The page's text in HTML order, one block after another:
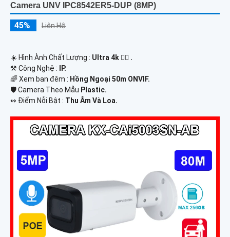
Camera UNV IPC8542ER5-DUP (8MP)
45% Liên Hệ
☀️ Hình Ành Chất Lượng : Ultra 4k 👍🏾 .
⚒ Công Nghệ :
IP.
🌈 Xem ban đêm : Hồng Ngoại 50m ONVIF.
🛡 Camera Theo Mẫu Plastic.
️↭ Điểm Nỗi Bật : Thu Âm Và Loa.